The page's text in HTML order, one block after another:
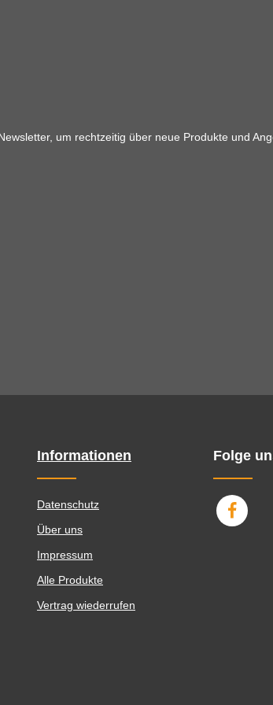
um rechtzeitig über neue Produkte und
Informationen
Datenschutz
Über uns
Impressum
Alle Produkte
Vertrag wiederrufen
Folge